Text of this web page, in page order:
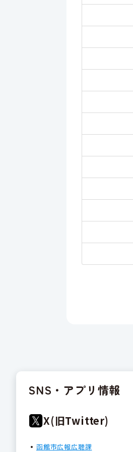
SNS・アプリ情報
X(旧Twitter)
函館市広報広聴課